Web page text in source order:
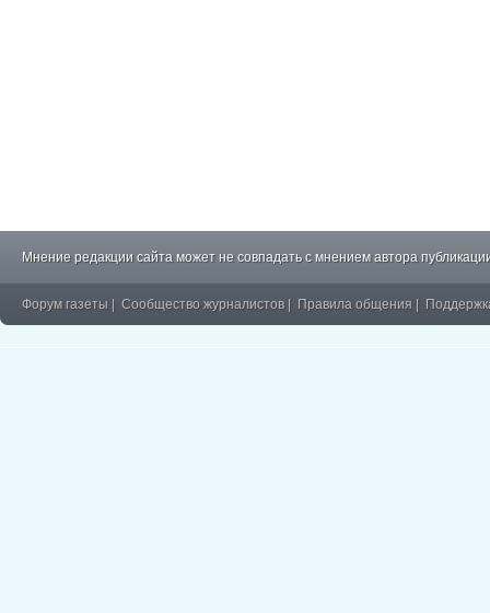
Мнение редакции сайта может не совпадать с мнением автора
Форум газеты Сообщество журналистов Правила общения
�